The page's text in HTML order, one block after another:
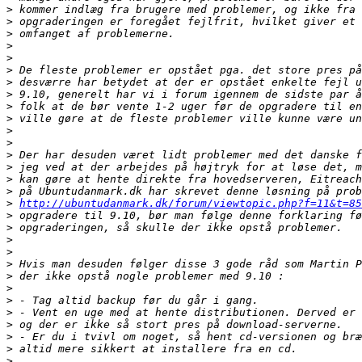
>
>
>
>
>
>
>
>
>
>
>
>
>
>
>
>
> http://ubuntudanmark.dk/forum/
>
>
>
>
>
>
>
>
>
>
>
>